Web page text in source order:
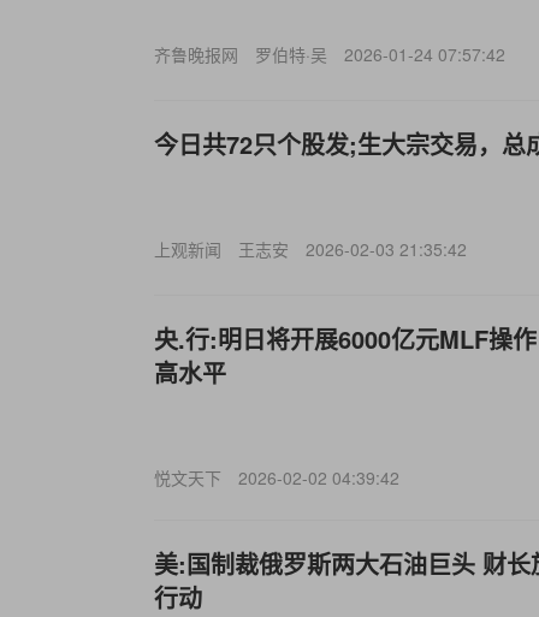
齐鲁晚报网 罗伯特·吴 2026-01-24 07:57:42
今日共72只个股发;生大宗交易，总
上观新闻 王志安 2026-02-03 21:35:42
央.行:明日将开展6000亿元MLF操
高水平
悦文天下 2026-02-02 04:39:42
美:国制裁俄罗斯两大石油巨头 财
行动